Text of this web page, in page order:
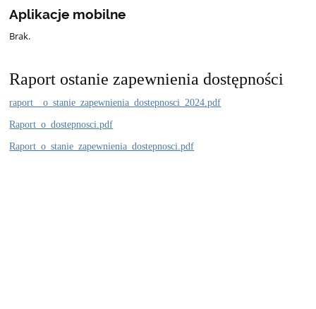
Aplikacje mobilne
Brak.
Raport ostanie zapewnienia dostępności
raport__o_stanie_zapewnienia_dostepnosci_2024.pdf
Raport_o_dostepnosci.pdf
Raport_o_stanie_zapewnienia_dostepnosci.pdf